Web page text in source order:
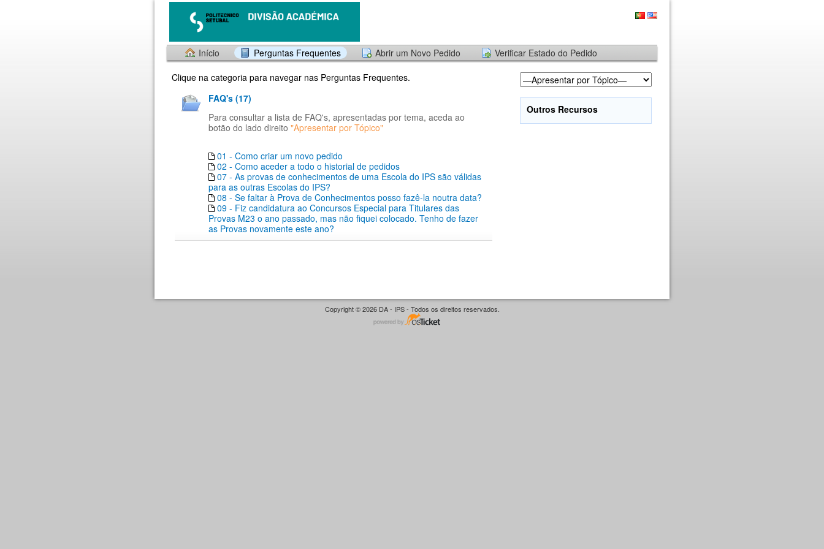
Início Perguntas Frequentes Abrir um Novo Pedido
Verificar Estado do Pedido
Clique na categoria para navegar nas Perguntas Frequentes.
FAQ's (17)
Para consultar a lista de FAQ's, apresentadas por tema, aceda ao
botão do lado direito "Apresentar por Tópico"
01 - Como criar um novo pedido
02 - Como aceder a todo o historial de pedidos
07 - As provas de conhecimentos de uma Escola do IPS são válidas
para as outras Escolas do IPS?
08 - Se faltar à Prova de Conhecimentos posso fazê-la noutra data?
09 - Fiz candidatura ao Concursos Especial para Titulares das
Provas M23 o ano passado, mas não fiquei colocado. Tenho de fazer
as Provas novamente este ano?
Outros Recursos
Copyright © 2026 DA - IPS - Todos os direitos reservados.